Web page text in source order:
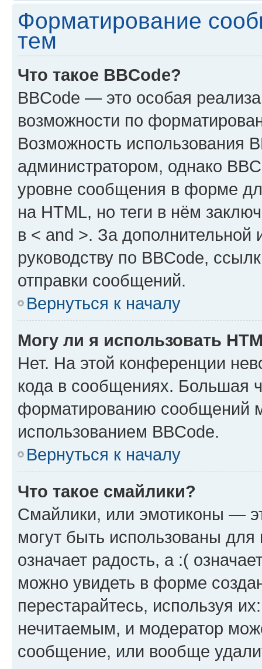
Форматирование
тем
Что такое BBCode?
BBCode — это особая
возможности по
Возможность использования
администратором, однако
уровне сообщения в форме
на HTML, но теги в нём
в < and >. За
руководству по BBCode,
отправки сообщений.
Вернуться к началу
Могу ли я использовать
Нет. На этой конференции
кода в сообщениях. Большая
форматированию сообщений
использованием BBCode.
Вернуться к началу
Что такое смайлики?
Смайлики, или эмотиконы —
могут быть использованы
означает радость, а :(
можно увидеть в форме
перестарайтесь, используя
нечитаемым, и модератор
сообщение, или вообще